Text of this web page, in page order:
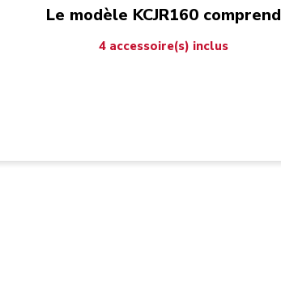
Le modèle KCJR160 comprend
4 accessoire(s) inclus